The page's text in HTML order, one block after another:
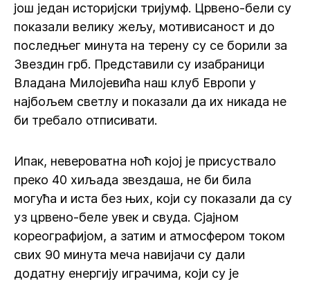
још један историјски тријумф. Црвено-бели су
показали велику жељу, мотивисаност и до
последњег минута на терену су се борили за
Звездин грб. Представили су изабраници
Владана Милојевића наш клуб Европи у
најбољем светлу и показали да их никада не
би требало отписивати.
Ипак, невероватна ноћ којој је присуствало
преко 40 хиљада звездаша, не би била
могућа и иста без њих, који су показали да су
уз црвено-беле увек и свуда. Сјајном
кореографијом, а затим и атмосфером током
свих 90 минута меча навијачи су дали
додатну енергију играчима, који су је